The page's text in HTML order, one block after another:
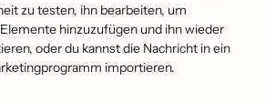
zu testen, ihn bearbeiten, um
hinzuzufügen und ihn wieder
oder du kannst die Nachricht in ein
importieren.